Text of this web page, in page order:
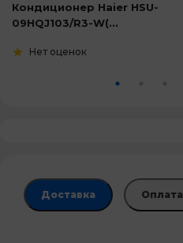
Кондиционер Haier HSU-
09HQJ103/R3-W(...
Нет оценок
Доставка Оплата